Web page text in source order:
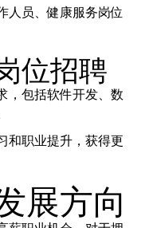
人员、健康服务岗位
位招聘
，包括软件开发、数
和职业提升，获得更
展方向